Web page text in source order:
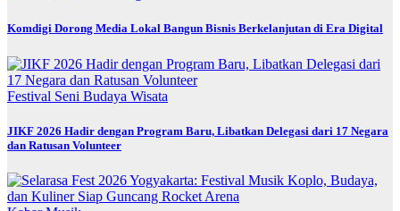
Komdigi Dorong Media Lokal Bangun Bisnis Berkelanjutan di Era Digital
Festival Seni Budaya Wisata
JIKF 2026 Hadir dengan Program Baru, Libatkan Delegasi dari 17 Negara
dan Ratusan Volunteer